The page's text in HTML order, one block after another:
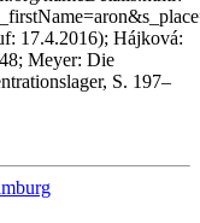
17.4.2016); Hájková:
Meyer: Die
S. 197–